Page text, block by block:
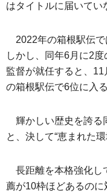
はタイトルに届いてい
2022年の箱根駅伝
しかし、同年6月に2
監督が就任すると、
の箱根駅伝で6位に入
輝かしい歴史を誇る
と、決して“恵まれた
長距離を本格強化し
薦が10枠ほどあるの